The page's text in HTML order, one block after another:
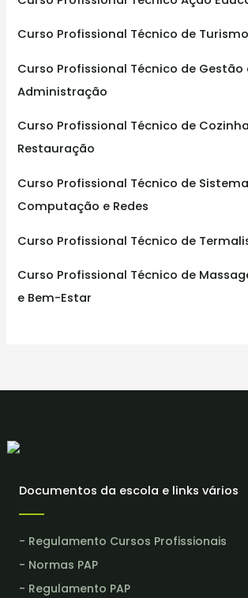
r
:
Curso Profissional Técnico de Turismo
Curso Profissional Técnico de Gestão
Administração
Curso Profissional Técnico de
Restauração
Curso Profissional Técnico de
Computação e Redes
Curso Profissional Técnico de
Curso Profissional Técnico de
e Bem-Estar
Documentos da escola e links vários
- Regulamento Cursos Profissionais
- Normas PAP
- Regulamento PAP